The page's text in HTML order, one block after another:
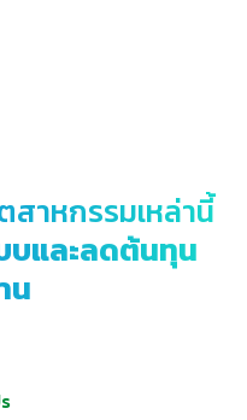
สาหกรรมเหล่านี้
บและลดต้นทุน
น